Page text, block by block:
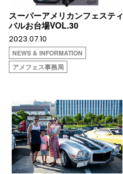
スーパーアメリカンフェスティ
バルお台場VOL.30
2023.07.10
NEWS & INFORMATION
アメフェス事務局